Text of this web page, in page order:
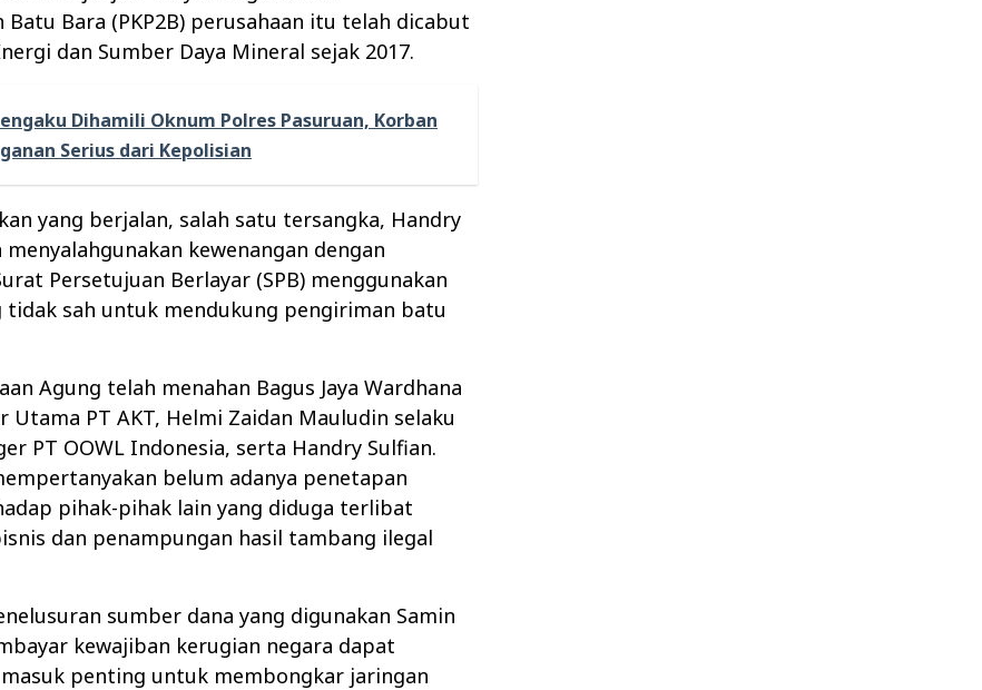
Batu Bara (PKP2B) perusahaan itu telah dicabut
dan Sumber Daya Mineral sejak 2017.
Dihamili Oknum Polres Pasuruan, Korban
Serius dari Kepolisian
yang berjalan, salah satu tersangka, Handry
menyalahgunakan kewenangan dengan
Persetujuan Berlayar (SPB) menggunakan
tidak sah untuk mendukung pengiriman batu
Agung telah menahan Bagus Jaya Wardhana
Utama PT AKT, Helmi Zaidan Mauludin selaku
PT OOWL Indonesia, serta Handry Sulfian.
belum adanya penetapan
pihak-pihak lain yang diduga terlibat
dan penampungan hasil tambang ilegal
sumber dana yang digunakan Samin
kewajiban kerugian negara dapat
penting untuk membongkar jaringan